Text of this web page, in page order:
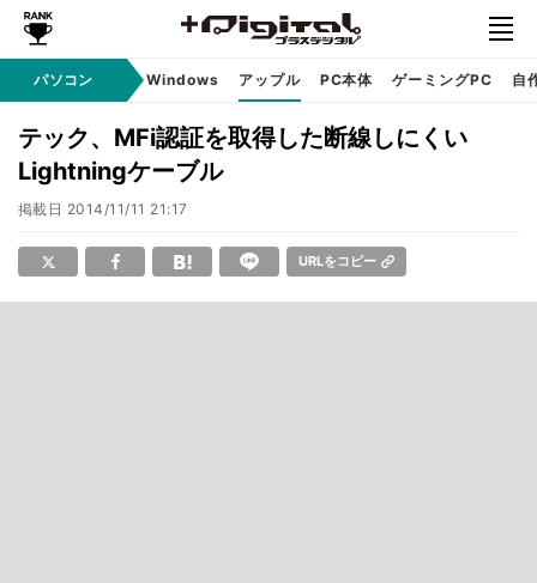
パソコン Windows アップル PC本体 ゲーミングPC 自
テック、MFi認証を取得した断線しにくい
Lightningケーブル
掲載日 2014/11/11 21:17
URLをコピー